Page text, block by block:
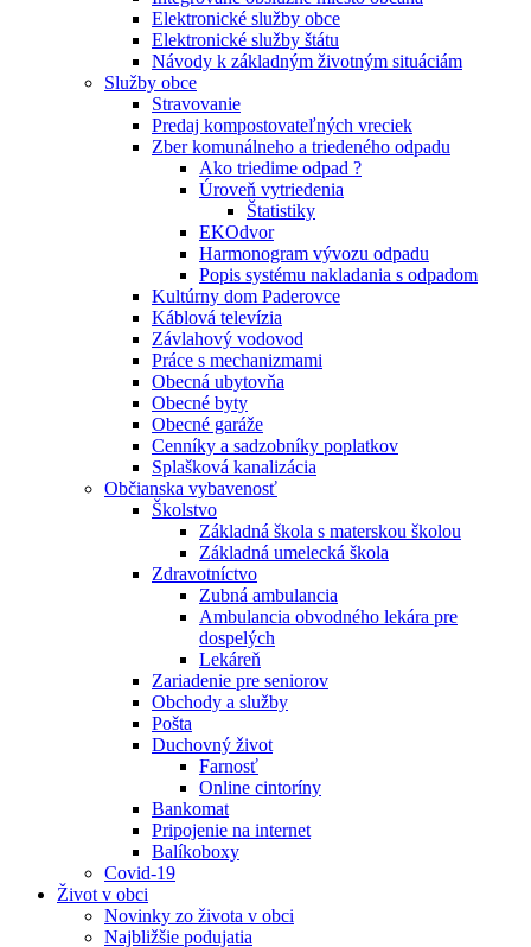
Elektronické služby obce
Elektronické služby štátu
Návody k základným životným situáciám
Služby obce
Stravovanie
Predaj kompostovateľných vreciek
Zber komunálneho a triedeného odpadu
Ako triedime odpad ?
Úroveň vytriedenia
Štatistiky
EKOdvor
Harmonogram vývozu odpadu
Popis systému nakladania s odpadom
Kultúrny dom Paderovce
Káblová televízia
Závlahový vodovod
Práce s mechanizmami
Obecná ubytovňa
Obecné byty
Obecné garáže
Cenníky a sadzobníky poplatkov
Splašková kanalizácia
Občianska vybavenosť
Školstvo
Základná škola s materskou školou
Základná umelecká škola
Zdravotníctvo
Zubná ambulancia
Ambulancia obvodného lekára pre
dospelých
Lekáreň
Zariadenie pre seniorov
Obchody a služby
Pošta
Duchovný život
Farnosť
Online cintoríny
Bankomat
Pripojenie na internet
Balíkoboxy
Covid-19
Život v obci
Novinky zo života v obci
Najbližšie podujatia